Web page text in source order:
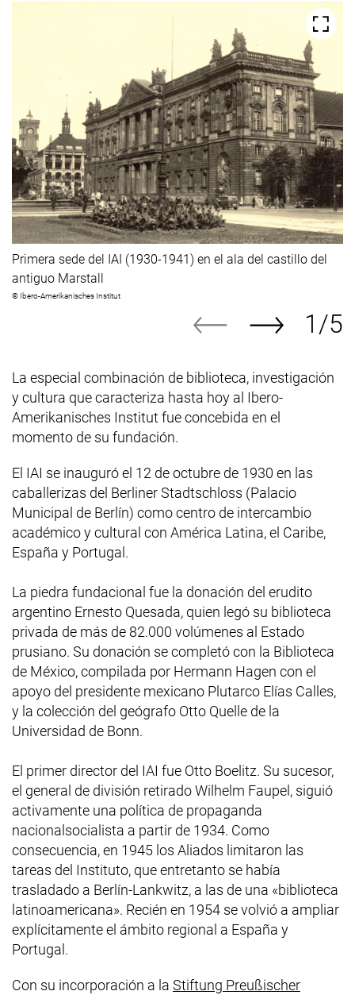
Un repaso a los hitos más
Primera sede del IAI (1930-1941) en el ala del castillo del
antiguo Marstall
© Ibero-Amerikanisches Institut
1/5
La especial combinación de biblioteca, investigación
y cultura que caracteriza hasta hoy al Ibero-
Amerikanisches Institutfue concebida en el
momento de su fundación.
El IAI se inauguró el 12 de octubre de 1930 en las
caballerizas del Berliner Stadtschloss (Palacio
Municipal de Berlín) como centro de intercambio
académico y cultural con América Latina, el Caribe,
España y Portugal.
La piedra fundacional fue la donación del erudito
argentino Ernesto Quesada, quien legó su biblioteca
privada de más de 82.000 volúmenes al Estado
prusiano. Su donación se completó con la Biblioteca
de México, compilada por Hermann Hagen con el
apoyo del presidente mexicano Plutarco Elías Calles,
y la colección del geógrafo Otto Quelle de la
Universidad de Bonn.
El primer director del IAI fue Otto Boelitz. Su sucesor,
el general de división retirado Wilhelm Faupel, siguió
activamente una política de propaganda
nacionalsocialista a partir de 1934. Como
consecuencia, en 1945 los Aliados limitaron las
tareas del Instituto, que entretanto se había
trasladado a Berlín-Lankwitz, a las de una «biblioteca
latinoamericana». Recién en 1954 se volvió a ampliar
explícitamente el ámbito regional a España y
Portugal.
Con su incorporación a la Stiftung Preußischer